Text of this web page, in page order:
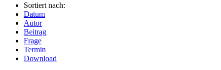
Sortiert nach:
Datum
Autor
Beitrag
Frage
Termin
Download